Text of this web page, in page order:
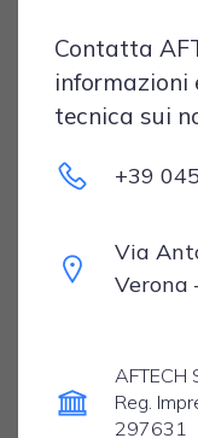
Contatta
informazioni
tecnica sui
+39
Via
Verona
AFTECH
Reg.
297631